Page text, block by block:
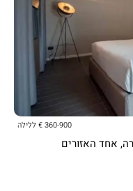
360-900 € ללילה
אחד האזורים